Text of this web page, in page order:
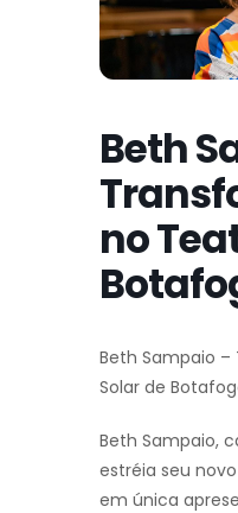
Beth
no
Beth Sampaio
Solar de
Beth Sampaio,
estréia seu
em única